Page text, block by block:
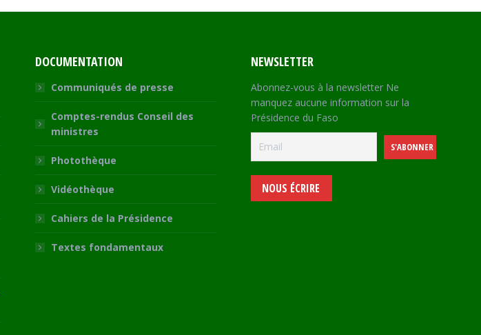
DOCUMENTATION
Communiqués de presse
Comptes-rendus Conseil des
ministres
Photothèque
Vidéothèque
Cahiers de la Présidence
Textes fondamentaux
NEWSLETTER
Abonnez-vous à la newsletter Ne
manquez aucune information sur la
Présidence du Faso
NOUS ÉCRIRE